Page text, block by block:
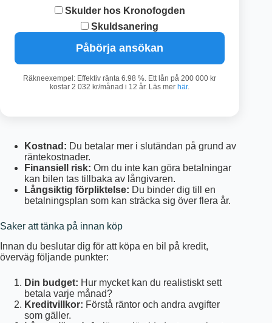
Skulder hos Kronofogden
Skuldsanering
Påbörja ansökan
Räkneexempel: Effektiv ränta 6.98 %. Ett lån på 200 000 kr
kostar 2 032 kr/månad i 12 år. Läs mer här.
Kostnad: Du betalar mer i slutändan på grund av
räntekostnader.
Finansiell risk: Om du inte kan göra betalningar
kan bilen tas tillbaka av långivaren.
Långsiktig förpliktelse: Du binder dig till en
betalningsplan som kan sträcka sig över flera år.
Saker att tänka på innan köp
Innan du beslutar dig för att köpa en bil på kredit,
överväg följande punkter:
Din budget: Hur mycket kan du realistiskt sett
betala varje månad?
Kreditvillkor: Förstå räntor och andra avgifter
som gäller.